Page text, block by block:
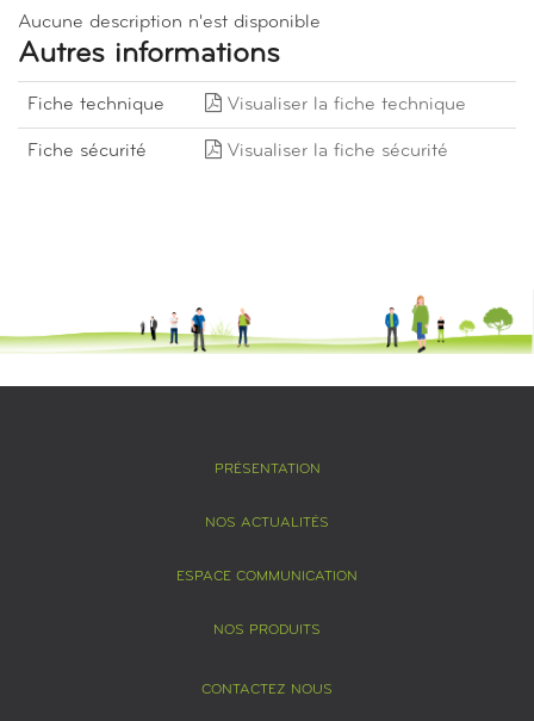
Aucune description n'est disponible
Autres informations
Fiche technique Visualiser la fiche technique
Fiche sécurité Visualiser la fiche sécurité
PRÉSENTATION
NOS ACTUALITÉS
ESPACE COMMUNICATION
NOS PRODUITS
CONTACTEZ NOUS